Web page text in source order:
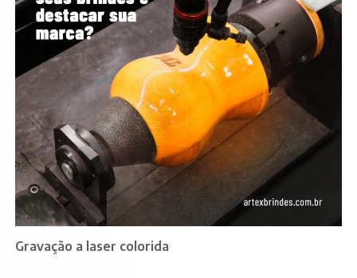
Gravação a laser colorida